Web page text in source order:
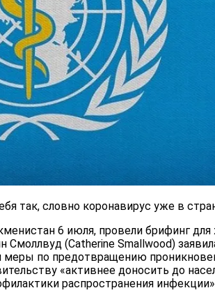
так, словно коронавирус уже в
6 июля, провели брифинг для
(Catherine Smallwood)
по предотвращению
«активнее доносить до
распространения